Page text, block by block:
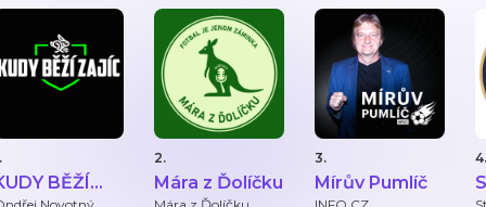
BĚŽÍ
2.
Mára z Ďolíčku
3.
Mírův Pumlíč
4.